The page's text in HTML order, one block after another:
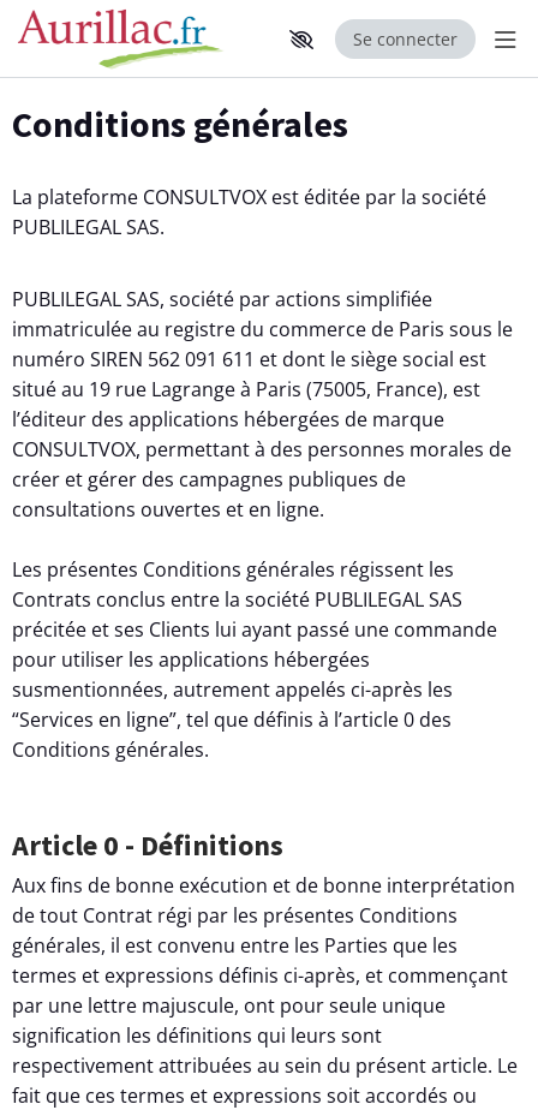
Aller au contenu principal
Paramètres d'accessibilité
Se connecter
Conditions générales
La plateforme CONSULTVOX est éditée par la société
PUBLILEGAL SAS.
PUBLILEGAL SAS, société par actions simplifiée
immatriculée au registre du commerce de Paris sous le
numéro SIREN 562 091 611 et dont le siège social est
situé au 19 rue Lagrange à Paris (75005, France), est
l’éditeur des applications hébergées de marque
CONSULTVOX, permettant à des personnes morales de
créer et gérer des campagnes publiques de
consultations ouvertes et en ligne.
Les présentes Conditions générales régissent les
Contrats conclus entre la société PUBLILEGAL SAS
précitée et ses Clients lui ayant passé une commande
pour utiliser les applications hébergées
susmentionnées, autrement appelés ci-après les
“Services en ligne”, tel que définis à l’article 0 des
Conditions générales.
Article 0 - Définitions
Aux fins de bonne exécution et de bonne interprétation
de tout Contrat régi par les présentes Conditions
générales, il est convenu entre les Parties que les
termes et expressions définis ci-après, et commençant
par une lettre majuscule, ont pour seule unique
signification les définitions qui leurs sont
respectivement attribuées au sein du présent article. Le
fait que ces termes et expressions soit accordés ou